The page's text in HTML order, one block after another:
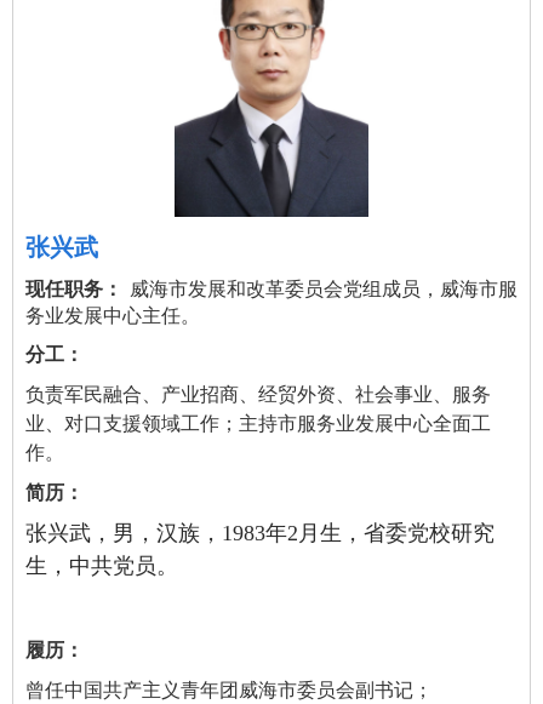
张兴武
威海市发展和改革委员会党组成员，威海市服
务业发展中心主任。
负责军民融合、产业招商、经贸外资、社会事业、服务
业、对口支援领域工作；主持市服务业发展中心全面工
作。
张兴武，男，汉族，1983年2月生，省委党校研究
生，中共党员。
曾任中国共产主义青年团威海市委员会副书记；